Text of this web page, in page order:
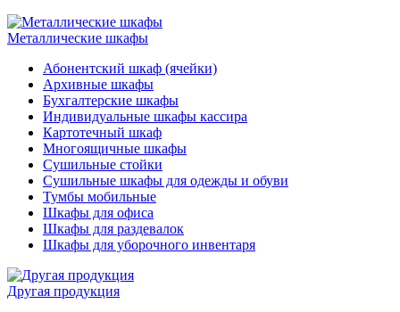
Металлические шкафы
Абонентский шкаф (ячейки)
Архивные шкафы
Бухгалтерские шкафы
Индивидуальные шкафы кассира
Картотечный шкаф
Многоящичные шкафы
Сушильные стойки
Сушильные шкафы для одежды и обуви
Тумбы мобильные
Шкафы для офиса
Шкафы для раздевалок
Шкафы для уборочного инвентаря
Другая продукция